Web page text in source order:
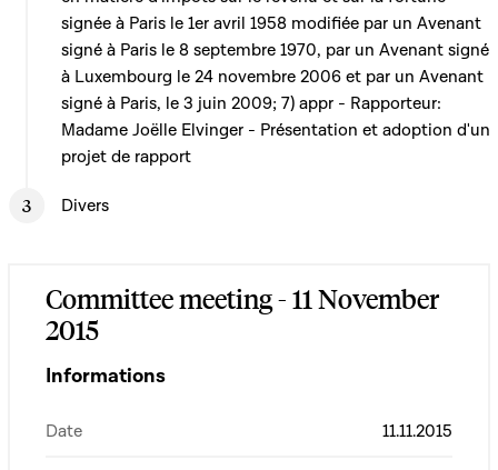
signée à Paris le 1er avril 1958 modifiée par un Avenant
signé à Paris le 8 septembre 1970, par un Avenant signé
à Luxembourg le 24 novembre 2006 et par un Avenant
signé à Paris, le 3 juin 2009; 7) appr - Rapporteur:
Madame Joëlle Elvinger - Présentation et adoption d'un
projet de rapport
Divers
Committee meeting - 11 November
2015
Informations
Date 11.11.2015